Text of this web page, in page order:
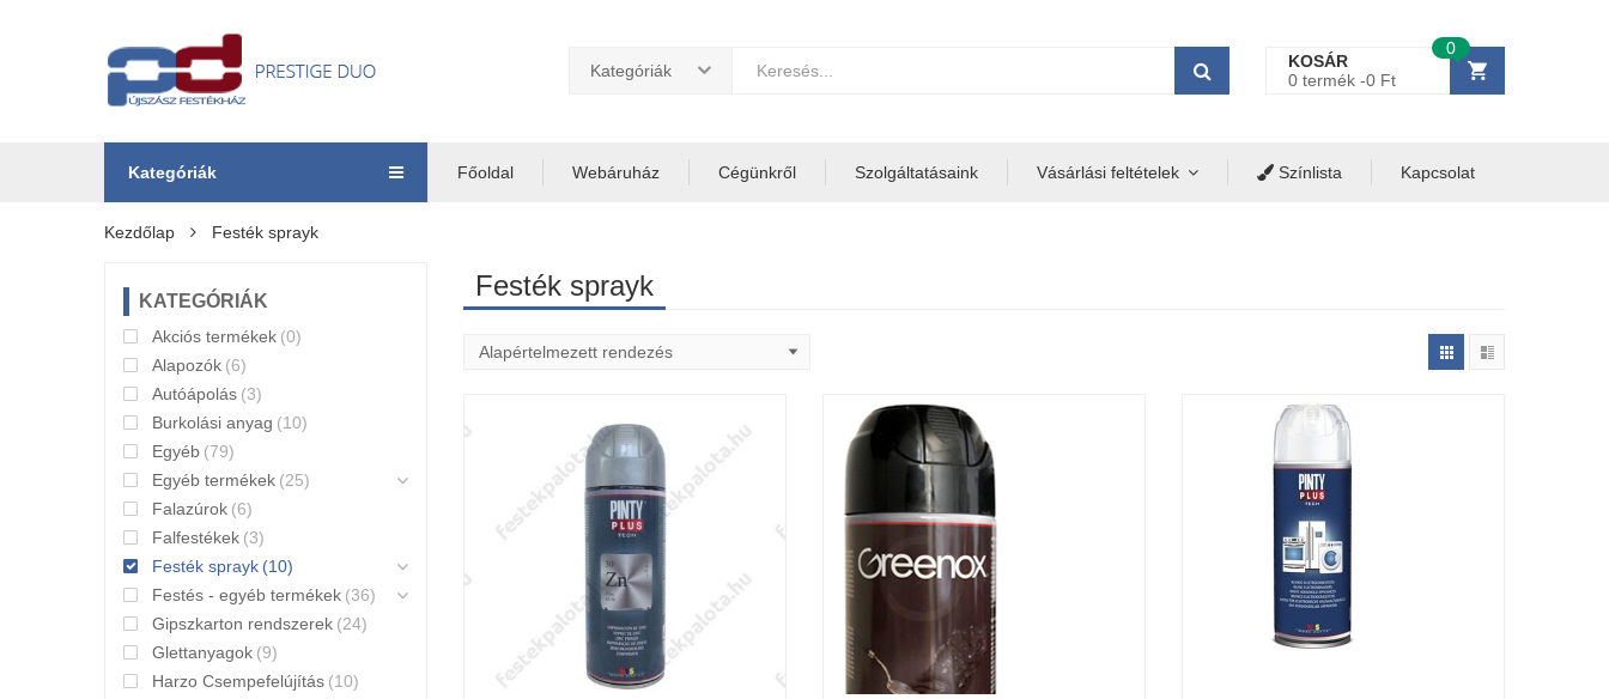
Kategóriák
KOSÁR
0 termék -0 Ft
0
Kategóriák Főoldal Webáruház Cégünkről Szolgáltatásaink Vásárlási feltételek Színlista Kapcsolat
Kezdőlap Festék sprayk
Festék sprayk
KATEGÓRIÁK
Akciós termékek (0)
Alapozók (6)
Autóápolás (3)
Burkolási anyag (10)
Egyéb (79)
Egyéb termékek (25)
Falazúrok (6)
Falfestékek (3)
Festék sprayk (10)
Festés - egyéb termékek (36)
Gipszkarton rendszerek (24)
Glettanyagok (9)
Harzo Csempefelújítás (10)